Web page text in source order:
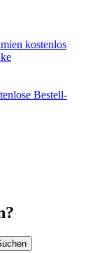
kostenlos
Bestell-